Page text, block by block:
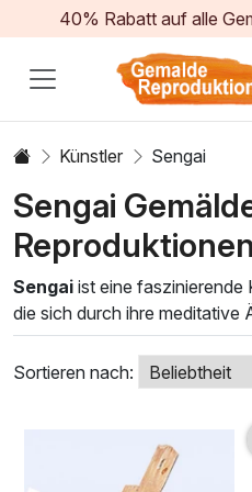
40% Rabatt auf alle
Künstler Sengai
Sengai
Reproduktionen
Sengai ist eine faszinierende
die sich durch ihre meditative
Anwendung traditioneller
Kunstwerke ziehen den
und Reflexion, in der die
Formen und Farben zur
von der Zen-Kunst und der
Landschaftsmalerei,
Sortieren nach: